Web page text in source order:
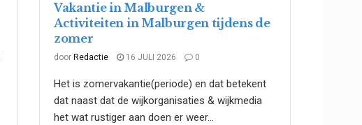
Vakantie in Malburgen &
Activiteiten in Malburgen tijdens de
zomer
door Redactie 16 JULI 2026 0
Het is zomervakantie(periode) en dat betekent
dat naast dat de wijkorganisaties & wijkmedia
het wat rustiger aan doen er weer...